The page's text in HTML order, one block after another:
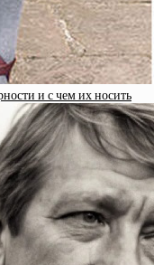
и с чем их носить